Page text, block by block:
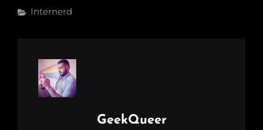
Categories
Internerd
Author:
GeekQueer